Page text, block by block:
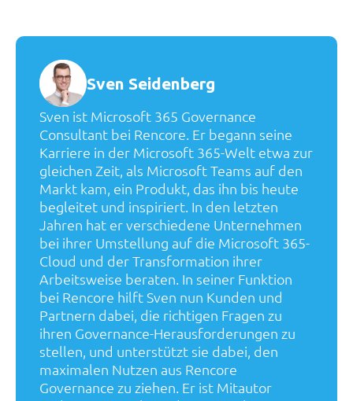
Sven Seidenberg
Sven ist Microsoft 365 Governance
Consultant bei Rencore. Er begann seine
Karriere in der Microsoft 365-Welt etwa zur
gleichen Zeit, als Microsoft Teams auf den
Markt kam, ein Produkt, das ihn bis heute
begleitet und inspiriert. In den letzten
Jahren hat er verschiedene Unternehmen
bei ihrer Umstellung auf die Microsoft 365-
Cloud und der Transformation ihrer
Arbeitsweise beraten. In seiner Funktion
bei Rencore hilft Sven nun Kunden und
Partnern dabei, die richtigen Fragen zu
ihren Governance-Herausforderungen zu
stellen, und unterstützt sie dabei, den
maximalen Nutzen aus Rencore
Governance zu ziehen. Er ist Mitautor